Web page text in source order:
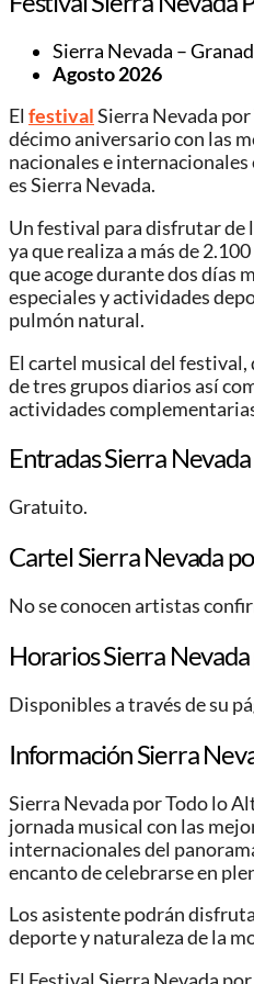
Sierra Nevada –
Agosto 2026
El festivalSierra Nevada
décimo aniversario con las
nacionales e internacionales
es Sierra Nevada.
Un festival para disfrutar de
ya que realiza a más de
que acoge durante dos días
especiales y actividades
pulmón natural.
El cartel musical del
de tres grupos diarios así
actividades
Entradas Sierra
Gratuito.
Cartel Sierra Nevada
No se conocen artistas
Horarios Sierra
Disponibles a través de su
Información Sierra
Sierra Nevada por Todo lo
jornada musical con las
internacionales del
encanto de celebrarse en
Los asistente podrán
deporte y naturaleza de la